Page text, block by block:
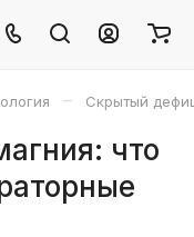
– Скрытый
что